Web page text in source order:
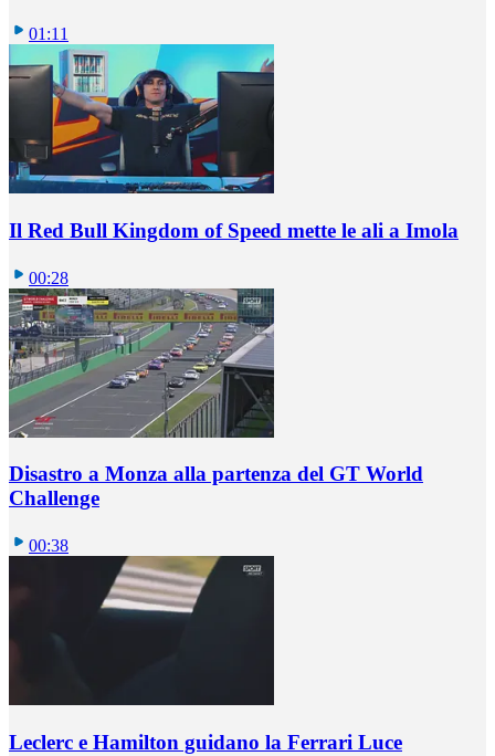
01:11
Il Red Bull Kingdom of Speed mette le ali a Imola
00:28
Disastro a Monza alla partenza del GT World
Challenge
00:38
Leclerc e Hamilton guidano la Ferrari Luce